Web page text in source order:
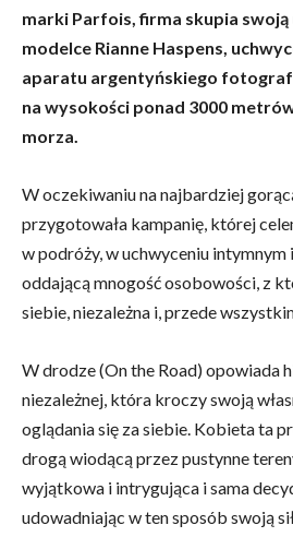
marki Parfois, firma skupia swoją
modelce Rianne Haspens,
aparatu argentyńskiego
na wysokości ponad 3000
morza.
W oczekiwaniu na najbardziej
przygotowała kampanię, której
w podróży, w uchwyceniu intymnym
oddającą mnogość osobowości, z
siebie, niezależna i, przede
W drodze (On the Road) opowiada
niezależnej, która kroczy swoją
oglądania się za siebie. Kobieta ta
drogą wiodącą przez pustynne
wyjątkowa i intrygująca i sama
udowadniając w ten sposób swoją